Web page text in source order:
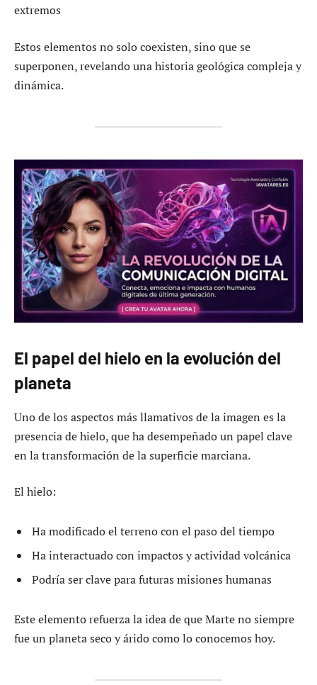
extremos
Estos elementos no solo coexisten, sino que se
superponen, revelando una historia geológica compleja y
dinámica.
El papel del hielo en la evolución del
planeta
Uno de los aspectos más llamativos de la imagen es la
presencia de hielo, que ha desempeñado un papel clave
en la transformación de la superficie marciana.
El hielo:
Ha modificado el terreno con el paso del tiempo
Ha interactuado con impactos y actividad volcánica
Podría ser clave para futuras misiones humanas
Este elemento refuerza la idea de que Marte no siempre
fue un planeta seco y árido como lo conocemos hoy.